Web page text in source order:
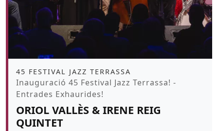
Àmbit
45 FESTIVAL JAZZ TERRASSA
Promoció
Inauguració 45 Festival Jazz Terrassa! -
Entrades Exhaurides!
ORIOL VALLÈS & IRENE REIG
QUINTET